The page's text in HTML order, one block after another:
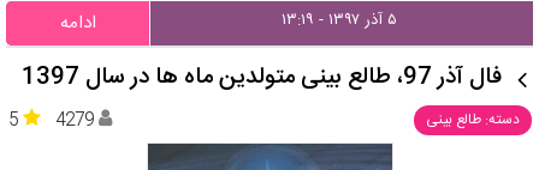
۵ آذر ۱۳۹۷ - ۱۳:۱۹ ادامه
فال آذر 97، طالع بینی متولدین ماه ها در سال 1397
دسته: طالع بینی 5 4279